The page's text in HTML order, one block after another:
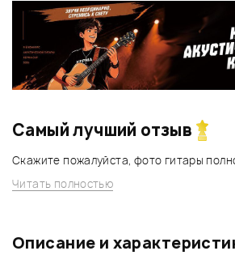
Самый лучший отзыв
Скажите пожалуйста, фото гитары
Читать полностью
Описание и